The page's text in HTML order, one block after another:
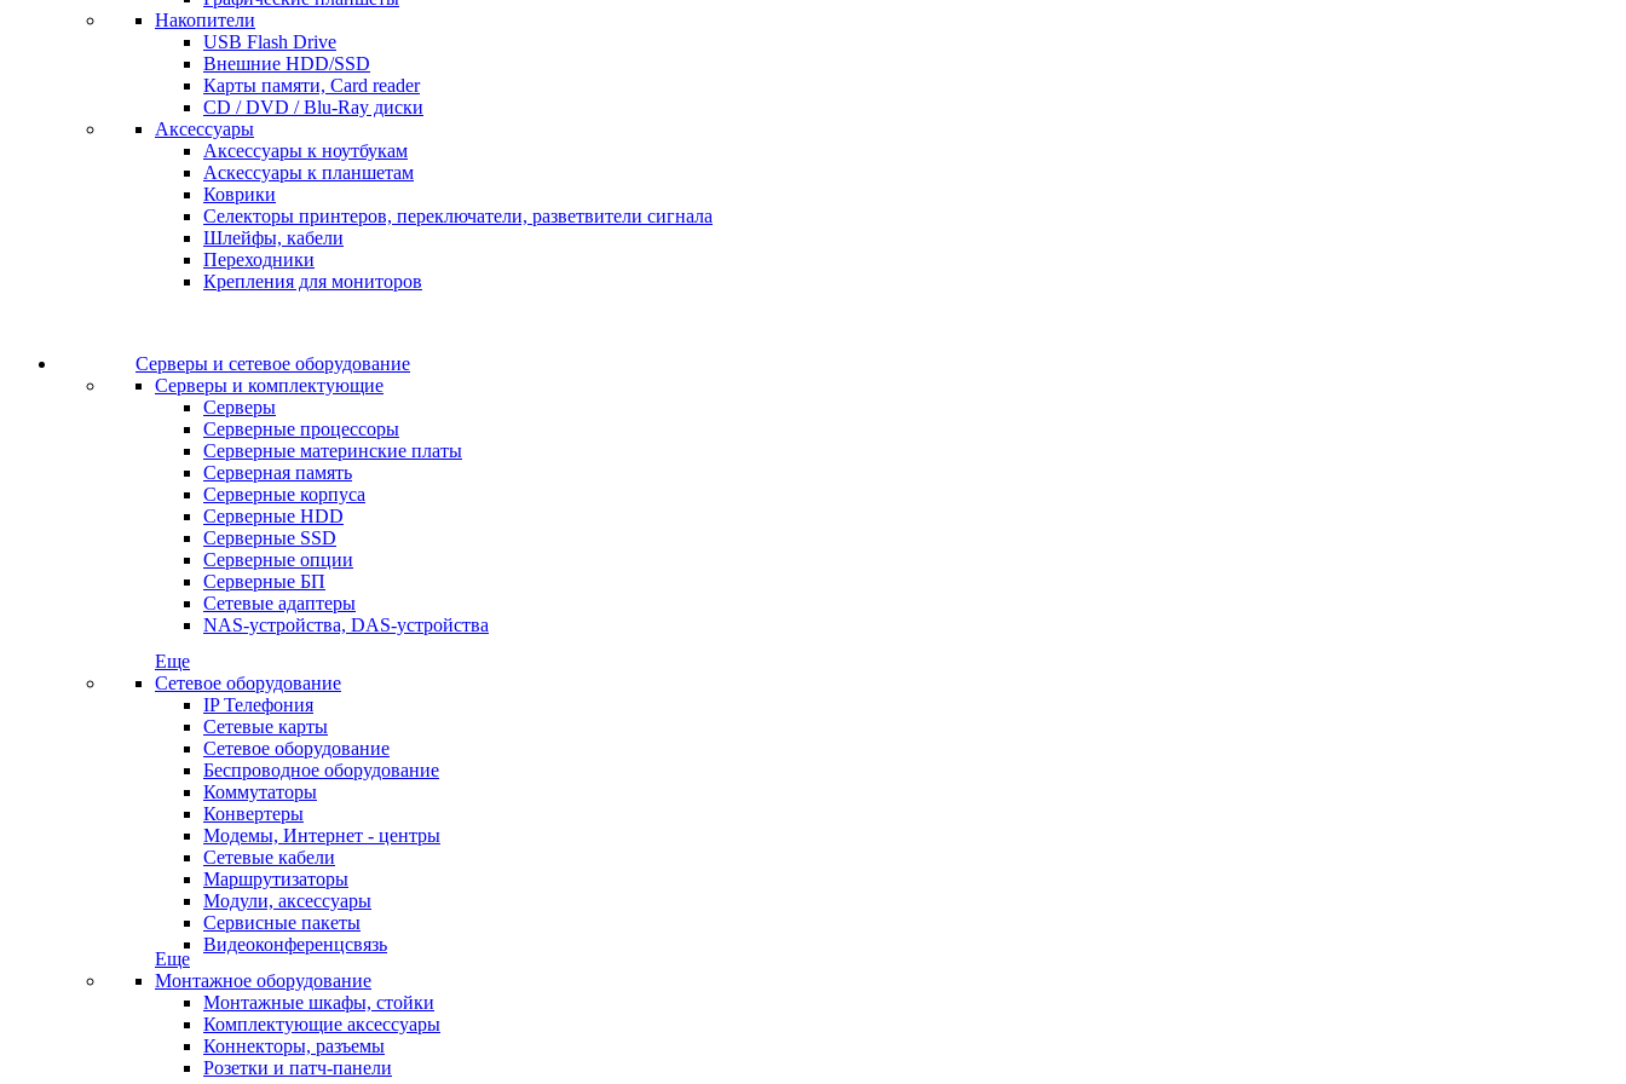
Накопители
USB Flash Drive
Внешние HDD/SSD
Карты памяти, Card reader
CD / DVD / Blu-Ray диски
Аксессуары
Аксессуары к ноутбукам
Аскессуары к планшетам
Коврики
Селекторы принтеров, переключатели, разветвители сигнала
Шлейфы, кабели
Переходники
Крепления для мониторов
Серверы и сетевое оборудование
Серверы и комплектующие
Серверы
Серверные процессоры
Серверные материнские платы
Серверная память
Серверные корпуса
Серверные HDD
Серверные SSD
Серверные опции
Серверные БП
Сетевые адаптеры
NAS-устройства, DAS-устройства
Еще
Сетевое оборудование
IP Телефония
Сетевые карты
Сетевое оборудование
Беспроводное оборудование
Коммутаторы
Конвертеры
Модемы, Интернет - центры
Сетевые кабели
Маршрутизаторы
Модули, аксессуары
Сервисные пакеты
Видеоконференцсвязь
Еще
Монтажное оборудование
Монтажные шкафы, стойки
Комплектующие аксессуары
Коннекторы, разъемы
Розетки и патч-панели